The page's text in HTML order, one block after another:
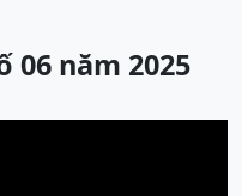
06 năm 2025